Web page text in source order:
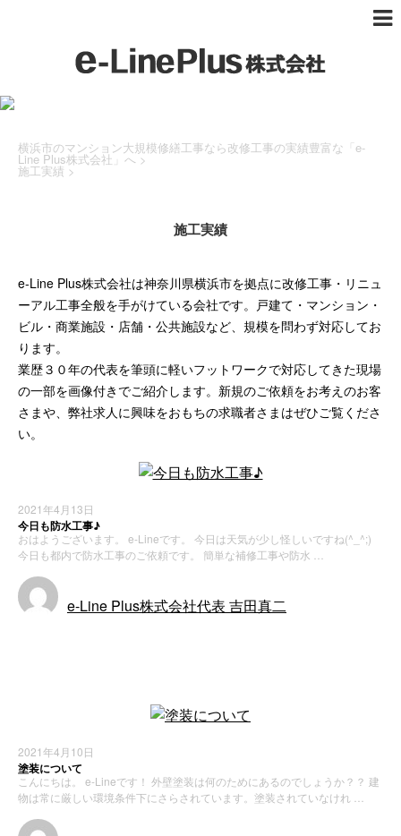
横浜市のマンション大規模修繕工事なら改修工事の実績豊富な「e-
Line Plus株式会社」へ>
施工実績 >
施工実績
e-Line Plus株式会社は神奈川県横浜市を拠点に改修工事・リニュ
ーアル工事全般を手がけている会社です。戸建て・マンション・
ビル・商業施設・店舗・公共施設など、規模を問わず対応してお
ります。
業歴３０年の代表を筆頭に軽いフットワークで対応してきた現場
の一部を画像付きでご紹介します。新規のご依頼をお考えのお客
さまや、弊社求人に興味をおもちの求職者さまはぜひご覧くださ
い。
2021年4月13日
今日も防水工事♪
おはようございます。 e-Lineです。 今日は天気が少し怪しいですね(^_^;)
今日も都内で防水工事のご依頼です。 簡単な補修工事や防水 …
e-Line Plus株式会社代表 吉田真二
2021年4月10日
塗装について
こんにちは。 e-Lineです！ 外壁塗装は何のためにあるのでしょうか？？ 建
物は常に厳しい環境条件下にさらされています。塗装されていなけれ …